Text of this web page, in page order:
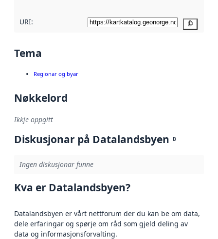
URI:
Tema
Regionar og byar
Nøkkelord
Ikkje oppgitt
Diskusjonar på Datalandsbyen 0
Ingen diskusjonar funne
Kva er Datalandsbyen?
Datalandsbyen er vårt nettforum der du kan be om data,
dele erfaringar og spørje om råd som gjeld deling av
data og informasjonsforvalting.